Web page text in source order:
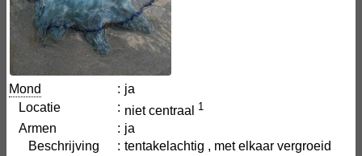
Mond : ja
Locatie
: niet centraal 1
Armen : ja
Beschrijving
: tentakelachtig , met elkaar vergroeid